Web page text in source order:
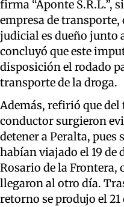
firma “Aponte S.R.L.”,
empresa de transporte,
judicial es dueño junto
concluyó que este
disposición el rodado
transporte de la droga.
Además, refirió que
conductor surgieron
detener a Peralta, pues
habían viajado el 19 de
Rosario de la Frontera,
llegaron al otro día.
retorno se produjo el 21